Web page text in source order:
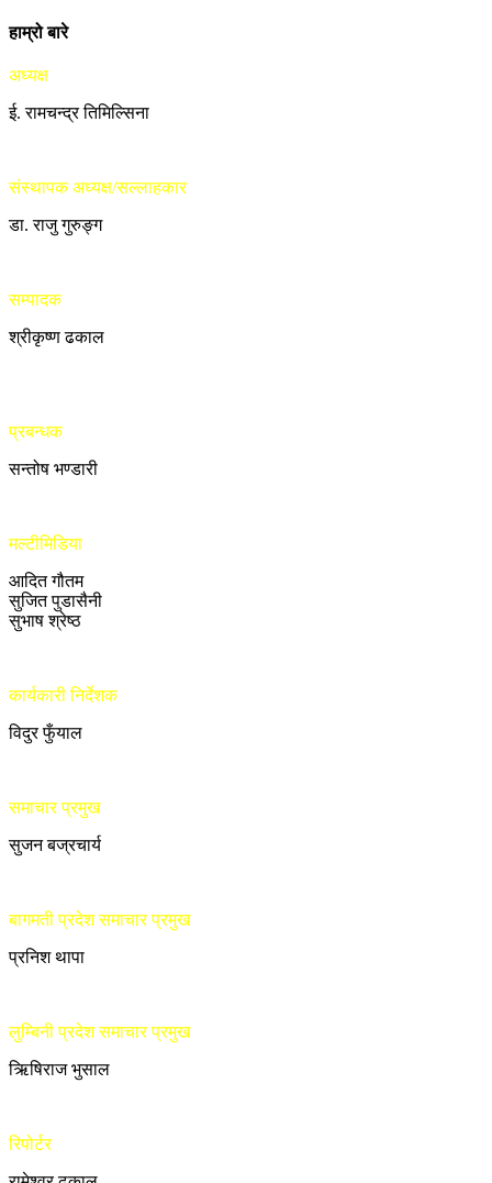
हाम्रो बारे
अध्यक्ष
ई. रामचन्द्र तिमिल्सिना
संस्थापक अध्यक्ष/सल्लाहकार
डा. राजु गुरुङ्ग
सम्पादक
श्रीकृष्ण ढकाल
प्रबन्धक
सन्तोष भण्डारी
मल्टीमिडिया
आदित गौतम
सुजित पुडासैनी
सुभाष श्रेष्ठ
कार्यकारी निर्देशक
विदुर फुँयाल
समाचार प्रमुख
सुजन बज्रचार्य
बागमती प्रदेश समाचार प्रमुख
प्रनिश थापा
लुम्बिनी प्रदेश समाचार प्रमुख
ऋिषिराज भुसाल
रिपोर्टर